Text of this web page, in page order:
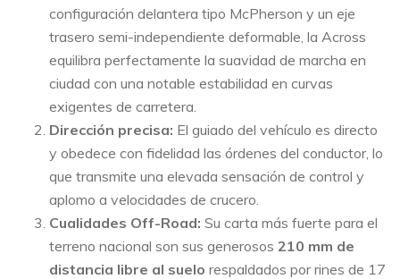
configuración delantera tipo McPherson y un eje
trasero semi-independiente deformable, la Across
equilibra perfectamente la suavidad de marcha en
ciudad con una notable estabilidad en curvas
exigentes de carretera.
Dirección precisa: El guiado del vehículo es directo
y obedece con fidelidad las órdenes del conductor, lo
que transmite una elevada sensación de control y
aplomo a velocidades de crucero.
Cualidades Off-Road: Su carta más fuerte para el
terreno nacional son sus generosos 210 mm de
distancia libre al suelo respaldados por rines de 17